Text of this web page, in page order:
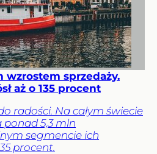
wzrostem sprzedaży.
aż o 135 procent
radości. Na całym świecie
ponad 5,3 mln
segmencie ich
procent.